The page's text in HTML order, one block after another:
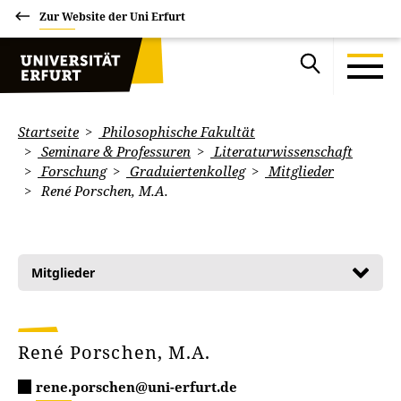
Zur Website der Uni Erfurt
Startseite
Philosophische Fakultät
Seminare & Professuren
Literaturwissenschaft
Forschung
Graduiertenkolleg
Mitglieder
René Porschen, M.A.
Mitglieder
René Porschen, M.A.
rene.porschen@uni-erfurt.de